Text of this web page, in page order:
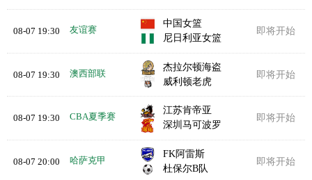
08-07 19:30 友谊赛
中国女篮
尼日利亚女篮
即将开始
08-07 19:30 澳西部联
杰拉尔顿海盗
威利顿老虎
即将开始
08-07 19:30 CBA夏季赛
江苏肯帝亚
深圳马可波罗
即将开始
08-07 20:00 哈萨克甲
FK阿雷斯
杜保尔B队
即将开始